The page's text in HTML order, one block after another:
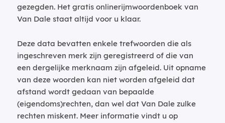
gezegden. Het gratis onlinerijmwoordenboek van
Van Dale staat altijd voor u klaar.
Deze data bevatten enkele trefwoorden die als
ingeschreven merk zijn geregistreerd of die van
een dergelijke merknaam zijn afgeleid. Uit opname
van deze woorden kan niet worden afgeleid dat
afstand wordt gedaan van bepaalde
(eigendoms)rechten, dan wel dat Van Dale zulke
rechten miskent. Meer informatie vindt u op